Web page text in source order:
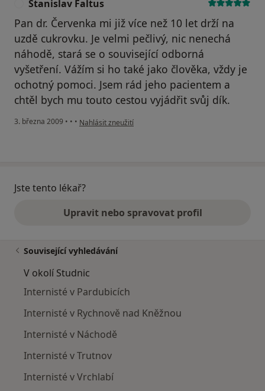
Stanislav Faltus
Pan dr. Červenka mi již více než 10 let drží na
uzdě cukrovku. Je velmi pečlivý, nic nenechá
náhodě, stará se o související odborná
vyšetření. Vážím si ho také jako člověka, vždy je
ochotný pomoci. Jsem rád jeho pacientem a
chtěl bych mu touto cestou vyjádřit svůj dík.
3. března 2009 • • • podle názoru uživatele Stanislav Faltus
Nahlásit zneužití
Jste tento lékař?
Upravit nebo spravovat profil
Související vyhledávání
V okolí Studnic
Internisté v Pardubicích
Internisté v Rychnově nad Kněžnou
Internisté v Náchodě
Internisté v Trutnov
Internisté v Vrchlabí